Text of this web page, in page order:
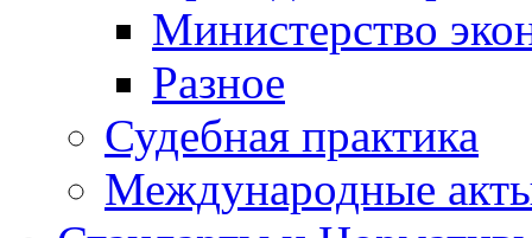
Министерство
Разное
Судебная практика
Международные